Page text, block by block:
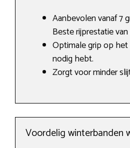
Aanbevolen vanaf 7
Beste rijprestatie
Optimale grip op
nodig hebt.
Zorgt voor minder
Voordelig winterbanden